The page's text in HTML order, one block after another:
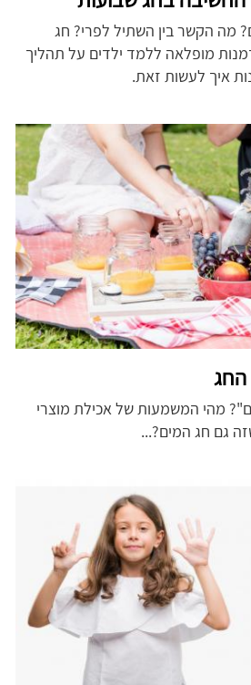
מה הקשר בין השתיל לפרי? חג
מופלאה ללמד ילדים על תהליך
איך לעשות זאת.
החג
מהי המשמעות של אכילת מוצרי
גם חג המים?...